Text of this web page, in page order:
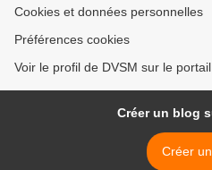
Cookies et données personnelles
Préférences cookies
Voir le profil de DVSM sur le
Créer un blog
Créer